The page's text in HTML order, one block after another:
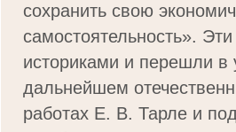
сохранить свою
самостоятельность».
историками и перешли
дальнейшем
работах Е. В. Тарле и